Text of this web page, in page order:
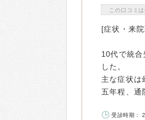
この口コミ
[症状・来
10代で統
した。
主な症状は
五年程、通
受診時期：